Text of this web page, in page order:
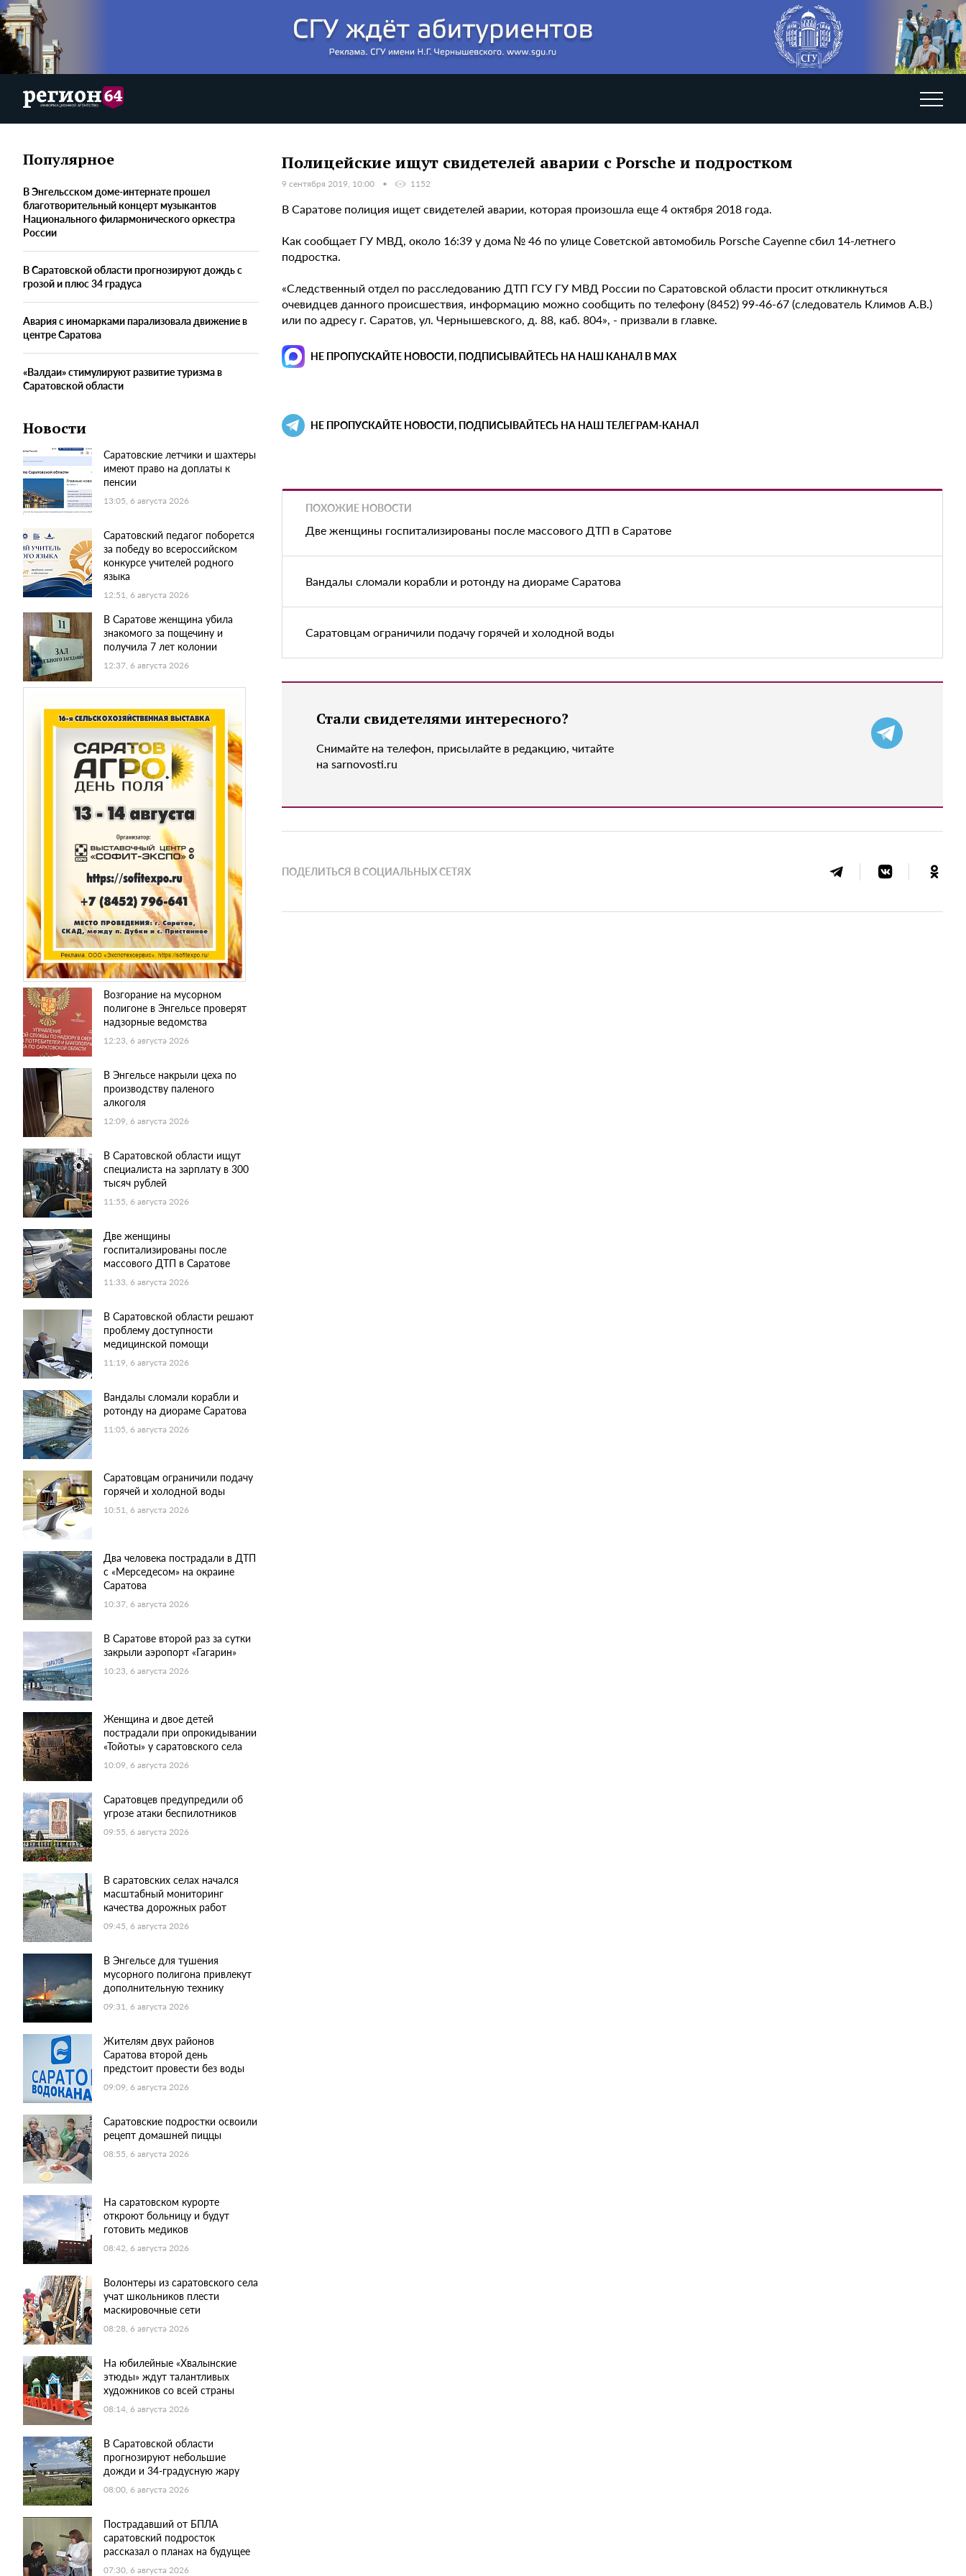
Популярное
В Энгельсском доме-интернате прошел
благотворительный концерт музыкантов
Национального филармонического оркестра
России
В Саратовской области прогнозируют дождь с
грозой и плюс 34 градуса
Авария с иномарками парализовала движение в
центре Саратова
«Валдаи» стимулируют развитие туризма в
Саратовской области
Новости
Саратовские летчики и шахтеры
имеют право на доплаты к
пенсии
13:05, 6 августа 2026
Саратовский педагог поборется
за победу во всероссийском
конкурсе учителей родного
языка
12:51, 6 августа 2026
В Саратове женщина убила
знакомого за пощечину и
получила 7 лет колонии
12:37, 6 августа 2026
Возгорание на мусорном
полигоне в Энгельсе проверят
надзорные ведомства
12:23, 6 августа 2026
В Энгельсе накрыли цеха по
производству паленого
алкоголя
12:09, 6 августа 2026
В Саратовской области ищут
специалиста на зарплату в 300
тысяч рублей
11:55, 6 августа 2026
Две женщины
госпитализированы после
массового ДТП в Саратове
11:33, 6 августа 2026
В Саратовской области решают
проблему доступности
медицинской помощи
11:19, 6 августа 2026
Вандалы сломали корабли и
ротонду на диораме Саратова
11:05, 6 августа 2026
Саратовцам ограничили подачу
горячей и холодной воды
10:51, 6 августа 2026
Два человека пострадали в ДТП
с «Мерседесом» на окраине
Саратова
10:37, 6 августа 2026
В Саратове второй раз за сутки
закрыли аэропорт «Гагарин»
10:23, 6 августа 2026
Женщина и двое детей
пострадали при опрокидывании
«Тойоты» у саратовского села
10:09, 6 августа 2026
Саратовцев предупредили об
угрозе атаки беспилотников
09:55, 6 августа 2026
В саратовских селах начался
масштабный мониторинг
качества дорожных работ
09:45, 6 августа 2026
В Энгельсе для тушения
мусорного полигона привлекут
дополнительную технику
09:31, 6 августа 2026
Жителям двух районов
Саратова второй день
предстоит провести без воды
09:09, 6 августа 2026
Саратовские подростки освоили
рецепт домашней пиццы
08:55, 6 августа 2026
На саратовском курорте
откроют больницу и будут
готовить медиков
08:42, 6 августа 2026
Волонтеры из саратовского села
учат школьников плести
маскировочные сети
08:28, 6 августа 2026
На юбилейные «Хвалынские
этюды» ждут талантливых
художников со всей страны
08:14, 6 августа 2026
В Саратовской области
прогнозируют небольшие
дожди и 34-градусную жару
08:00, 6 августа 2026
Пострадавший от БПЛА
саратовский подросток
рассказал о планах на будущее
07:30, 6 августа 2026
Полицейские ищут свидетелей аварии с Porsche и подростком
9 сентября 2019, 10:00 1152
В Саратове полиция ищет свидетелей аварии, которая произошла еще 4 октября 2018 года.
Как сообщает ГУ МВД, около 16:39 у дома № 46 по улице Советской автомобиль Porsche Cayenne сбил 14-летнего
подростка.
«Следственный отдел по расследованию ДТП ГСУ ГУ МВД России по Саратовской области просит откликнуться
очевидцев данного происшествия, информацию можно сообщить по телефону (8452) 99-46-67 (следователь Климов А.В.)
или по адресу г. Саратов, ул. Чернышевского, д. 88, каб. 804», - призвали в главке.
НЕ ПРОПУСКАЙТЕ НОВОСТИ, ПОДПИСЫВАЙТЕСЬ НА НАШ КАНАЛ В MAX
НЕ ПРОПУСКАЙТЕ НОВОСТИ, ПОДПИСЫВАЙТЕСЬ НА НАШ ТЕЛЕГРАМ-КАНАЛ
ПОХОЖИЕ НОВОСТИ
Две женщины госпитализированы после массового ДТП в Саратове
Вандалы сломали корабли и ротонду на диораме Саратова
Саратовцам ограничили подачу горячей и холодной воды
Стали свидетелями интересного?
Снимайте на телефон, присылайте в редакцию, читайте
на sarnovosti.ru
ПОДЕЛИТЬСЯ В СОЦИАЛЬНЫХ СЕТЯХ